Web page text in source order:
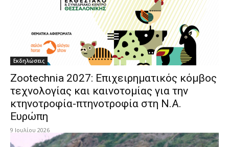
Εκδηλώσεις
Zootechnia 2027: Επιχειρηματικός κόμβος
τεχνολογίας και καινοτομίας για την
κτηνοτροφία-πτηνοτροφία στη Ν.Α.
Ευρώπη
9 Ιουλίου 2026